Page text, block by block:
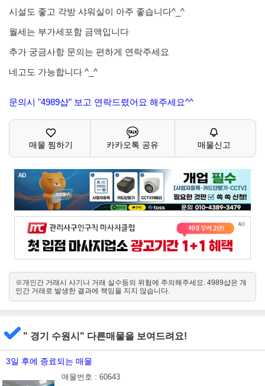
시설도 좋고 각방 샤워실이 아주 좋습니다^_^
월세는 부가세포함 금액입니다
추가 궁금사항 문의는 편하게 연락주세요
네고도 가능합니다 ^_^
문의시 "4989샵" 보고 연락드렸어요 해주세요^^
매물 찜하기 카카오톡 공유 매물신고
※개인간 거래시 사기나 거래 실수등의 위험에 주의해주세요. 4989샵은 개
인간 거래로 발생한 결과에 책임을 지지 않습니다.
" 경기 수원시" 다른매물을 보여드려요!
3일 후에 종료되는 매물
매물번호 : 60643